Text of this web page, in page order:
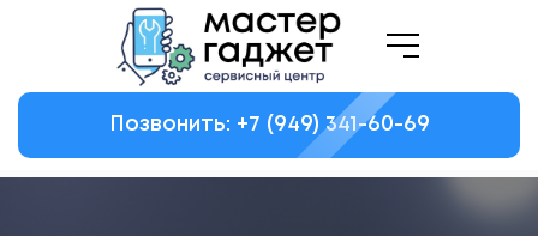
Позвонить: +7 (949) 341-60-69